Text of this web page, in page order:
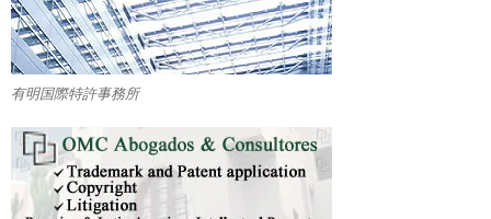
有明国際特許事務所